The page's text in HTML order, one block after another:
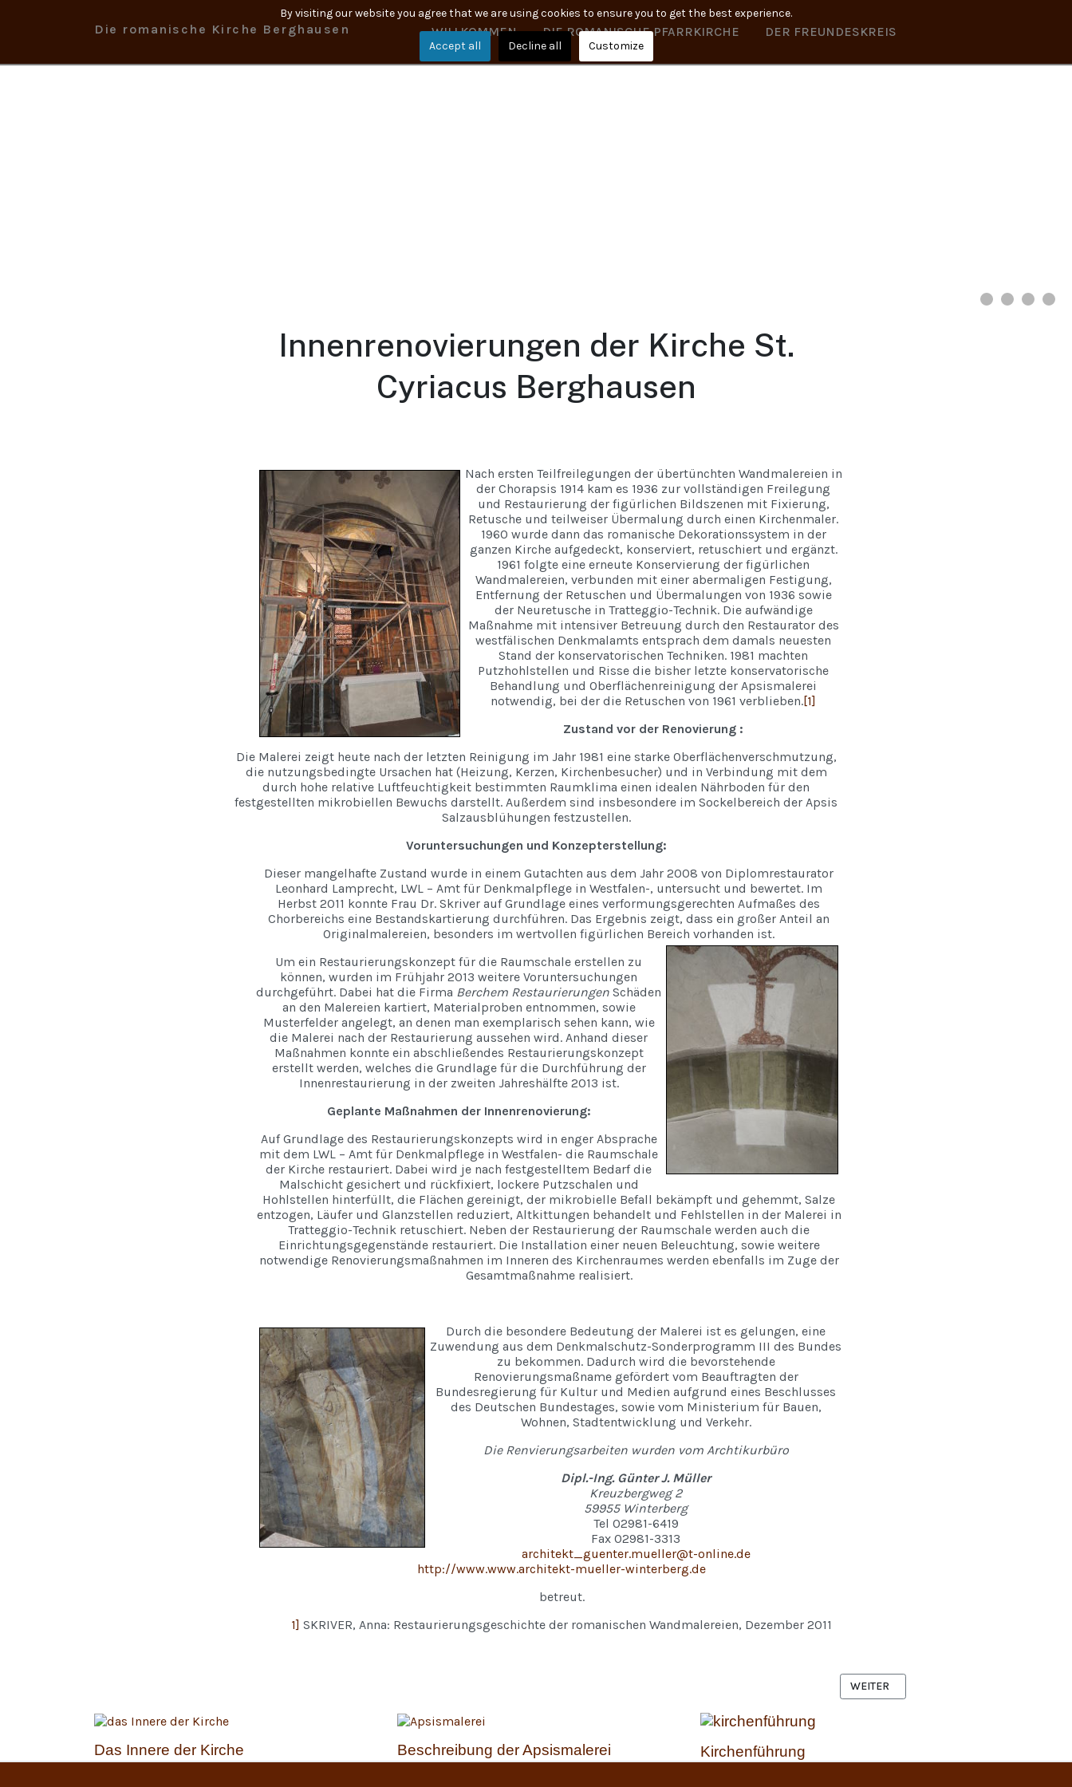
Die romanische Kirche Berghausen WILLKOMMEN DIE ROMANISCHE PFARRKIRCHE DER FREUNDESKREIS
Innenrenovierungen der Kirche St.
Cyriacus Berghausen
Nach ersten Teilfreilegungen der übertünchten Wandmalereien in
der Chorapsis 1914 kam es 1936 zur vollständigen Freilegung
und Restaurierung der figürlichen Bildszenen mit Fixierung,
Retusche und teilweiser Übermalung durch einen Kirchenmaler.
1960 wurde dann das romanische Dekorationssystem in der
ganzen Kirche aufgedeckt, konserviert, retuschiert und ergänzt.
1961 folgte eine erneute Konservierung der figürlichen
Wandmalereien, verbunden mit einer abermaligen Festigung,
Entfernung der Retuschen und Übermalungen von 1936 sowie
der Neuretusche in Tratteggio-Technik. Die aufwändige
Maßnahme mit intensiver Betreuung durch den Restaurator des
westfälischen Denkmalamts entsprach dem damals neuesten
Stand der konservatorischen Techniken. 1981 machten
Putzhohlstellen und Risse die bisher letzte konservatorische
Behandlung und Oberflächenreinigung der Apsismalerei
notwendig, bei der die Retuschen von 1961 verblieben.[1]
Zustand vor der Renovierung :
Die Malerei zeigt heute nach der letzten Reinigung im Jahr 1981 eine starke Oberflächenverschmutzung,
die nutzungsbedingte Ursachen hat (Heizung, Kerzen, Kirchenbesucher) und in Verbindung mit dem
durch hohe relative Luftfeuchtigkeit bestimmten Raumklima einen idealen Nährboden für den
festgestellten mikrobiellen Bewuchs darstellt. Außerdem sind insbesondere im Sockelbereich der Apsis
Salzausblühungen festzustellen.
Voruntersuchungen und Konzepterstellung:
Dieser mangelhafte Zustand wurde in einem Gutachten aus dem Jahr 2008 von Diplomrestaurator
Leonhard Lamprecht, LWL – Amt für Denkmalpflege in Westfalen-, untersucht und bewertet. Im
Herbst 2011 konnte Frau Dr. Skriver auf Grundlage eines verformungsgerechten Aufmaßes des
Chorbereichs eine Bestandskartierung durchführen. Das Ergebnis zeigt, dass ein großer Anteil an
Originalmalereien, besonders im wertvollen figürlichen Bereich vorhanden ist.
Um ein Restaurierungskonzept für die Raumschale erstellen zu
können, wurden im Frühjahr 2013 weitere Voruntersuchungen
durchgeführt. Dabei hat die Firma Berchem Restaurierungen Schäden
an den Malereien kartiert, Materialproben entnommen, sowie
Musterfelder angelegt, an denen man exemplarisch sehen kann, wie
die Malerei nach der Restaurierung aussehen wird. Anhand dieser
Maßnahmen konnte ein abschließendes Restaurierungskonzept
erstellt werden, welches die Grundlage für die Durchführung der
Innenrestaurierung in der zweiten Jahreshälfte 2013 ist.
Geplante Maßnahmen der Innenrenovierung:
Auf Grundlage des Restaurierungskonzepts wird in enger Absprache
mit dem LWL – Amt für Denkmalpflege in Westfalen- die Raumschale
der Kirche restauriert. Dabei wird je nach festgestelltem Bedarf die
Malschicht gesichert und rückfixiert, lockere Putzschalen und
Hohlstellen hinterfüllt, die Flächen gereinigt, der mikrobielle Befall bekämpft und gehemmt, Salze
entzogen, Läufer und Glanzstellen reduziert, Altkittungen behandelt und Fehlstellen in der Malerei in
Tratteggio-Technik retuschiert. Neben der Restaurierung der Raumschale werden auch die
Einrichtungsgegenstände restauriert. Die Installation einer neuen Beleuchtung, sowie weitere
notwendige Renovierungsmaßnahmen im Inneren des Kirchenraumes werden ebenfalls im Zuge der
Gesamtmaßnahme realisiert.
Durch die besondere Bedeutung der Malerei ist es gelungen, eine
Zuwendung aus dem Denkmalschutz-Sonderprogramm III des Bundes
zu bekommen. Dadurch wird die bevorstehende
Renovierungsmaßname gefördert vom Beauftragten der
Bundesregierung für Kultur und Medien aufgrund eines Beschlusses
des Deutschen Bundestages, sowie vom Ministerium für Bauen,
Wohnen, Stadtentwicklung und Verkehr.
Die Renvierungsarbeiten wurden vom Archtikurbüro
Dipl.-Ing. Günter J. Müller
Kreuzbergweg 2
59955 Winterberg
Tel 02981-6419
Fax 02981-3313
architekt_guenter.mueller@t-online.de
http://www.www.architekt-mueller-winterberg.de
betreut.
1] SKRIVER, Anna: Restaurierungsgeschichte der romanischen Wandmalereien, Dezember 2011
NÄCHSTER BEITRAG: DIE RENOVIERUNG
WEITER
Das Innere der Kirche Beschreibung der Apsismalerei Kirchenführung
By visiting our website you agree that we are using cookies to ensure you to get the best experience.
Accept all Decline all Customize